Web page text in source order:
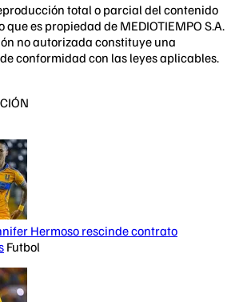
total o parcial del contenido
es propiedad de MEDIOTIEMPO S.A.
no autorizada constituye una
conformidad con las leyes aplicables.
Hermoso rescinde contrato
Futbol